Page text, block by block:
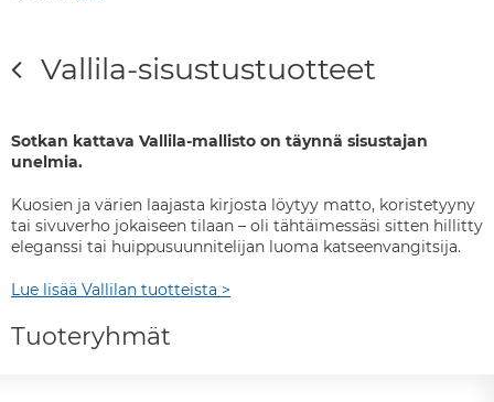
Vallila-sisustustuotteet
Sotkan kattava Vallila-mallisto on täynnä sisustajan
unelmia.
Kuosien ja värien laajasta kirjosta löytyy matto, koristetyyny
tai sivuverho jokaiseen tilaan – oli tähtäimessäsi sitten hillitty
eleganssi tai huippusuunnitelijan luoma katseenvangitsija.
Lue lisää Vallilan tuotteista >
Tuoteryhmät